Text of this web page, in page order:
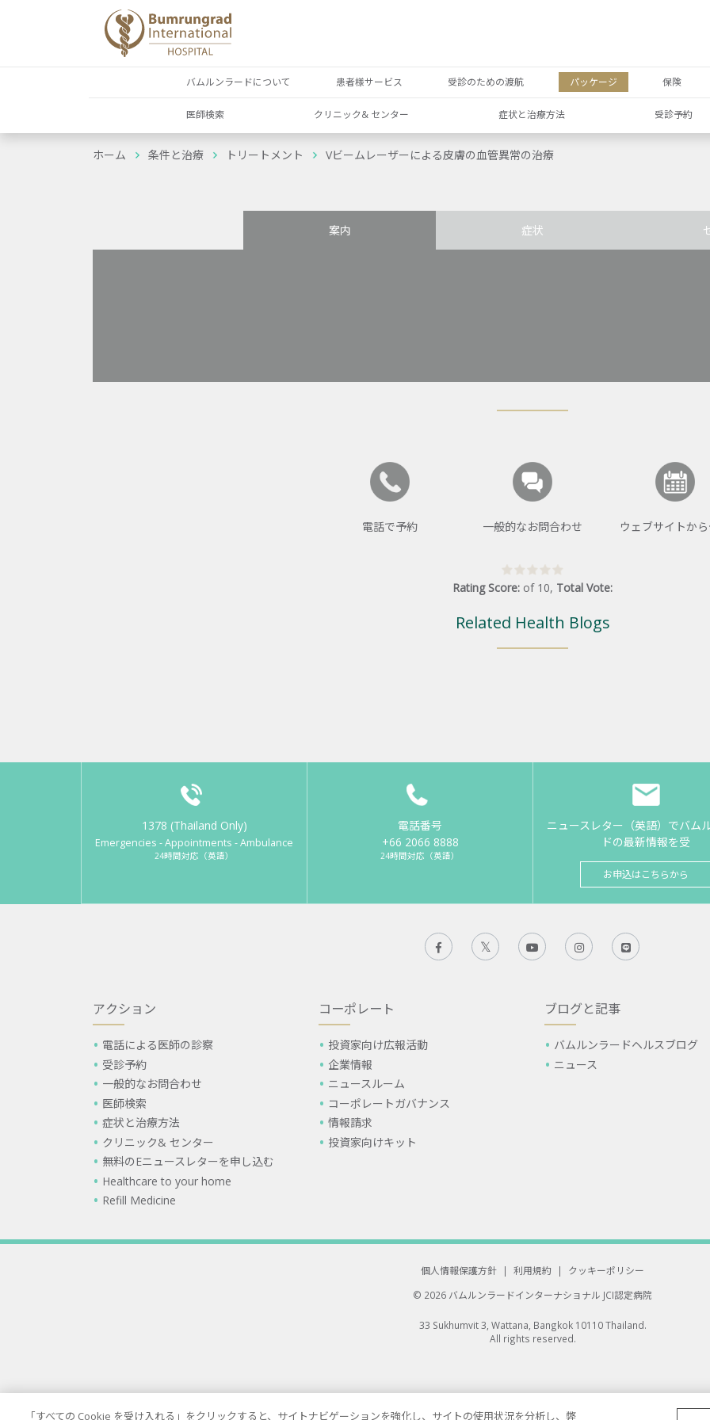
バムルンラードについて 患者様サービス 受診のための渡航 パッケージ 保険
医師検索 クリニック& センター 症状と治療方法 受診予約
ホーム 条件と治療 トリートメント Vビームレーザーによる皮膚の血管異常の治療
案内 症状
電話で予約 一般的なお問合わせ ウェブサイトか
Rating Score: of 10, Total Vote:
Related Health Blogs
1378 (Thailand Only)
Emergencies - Appointments - Ambulance
24時間対応（英語）
電話番号
+66 2066 8888
24時間対応（英語）
ニュースレター（英語）でバム
ドの最新情報を受
お申込はこちらから
アクション
電話による医師の診察
受診予約
一般的なお問合わせ
医師検索
症状と治療方法
クリニック& センター
無料のEニュースレターを申し込む
Healthcare to your home
Refill Medicine
コーポレート
投資家向け広報活動
企業情報
ニュースルーム
コーポレートガバナンス
情報請求
投資家向けキット
ブログと記事
バムルンラードヘルスブログ
ニュース
個人情報保護方針 | 利用規約 |
クッキーポリシー
© 2026 バムルンラードインターナショナル JCI認定病院
33 Sukhumvit 3, Wattana, Bangkok 10110 Thailand.
All rights reserved.
「すべての Cookie を受け入れる」をクリックすると、サイトナビゲーションを強化し、サイトの使用状況を分析し、弊